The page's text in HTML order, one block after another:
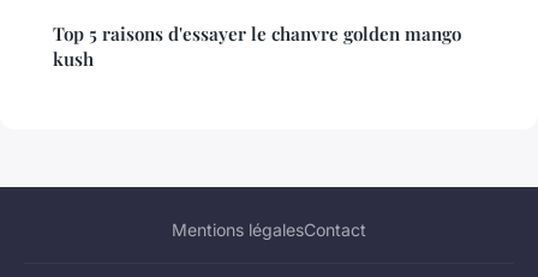
Top 5 raisons d'essayer le chanvre golden mango
kush
Mentions légalesContact